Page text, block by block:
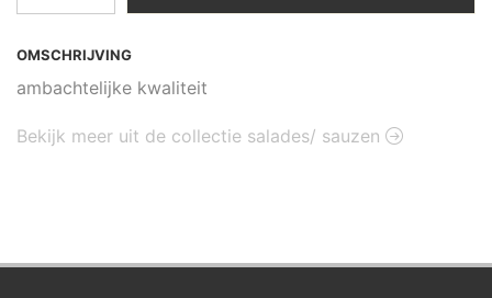
OMSCHRIJVING
ambachtelijke kwaliteit
Bekijk meer uit de collectie salades/ sauzen